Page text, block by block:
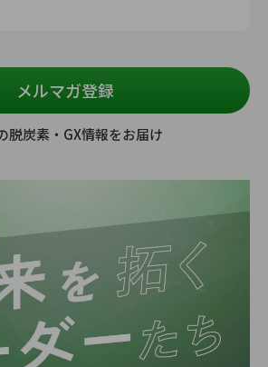
メルマガ登録
脱炭素・GX情報をお届け